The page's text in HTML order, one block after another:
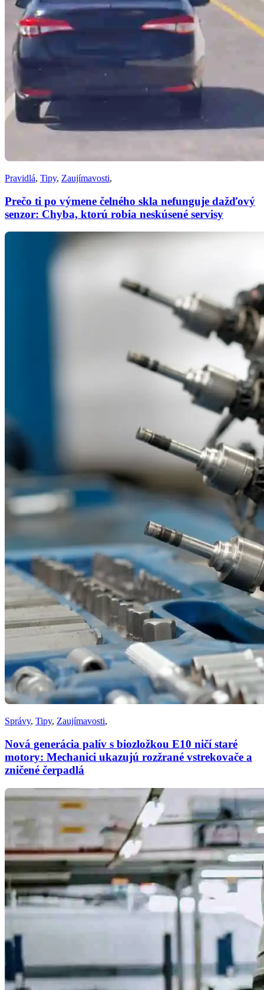
Pravidlá, Tipy, Zaujímavosti,
Prečo ti po výmene čelného skla nefunguje dažďový
senzor: Chyba, ktorú robia neskúsené servisy
Správy, Tipy, Zaujímavosti,
Nová generácia palív s biozložkou E10 ničí staré
motory: Mechanici ukazujú rozžrané vstrekovače a
zničené čerpadlá